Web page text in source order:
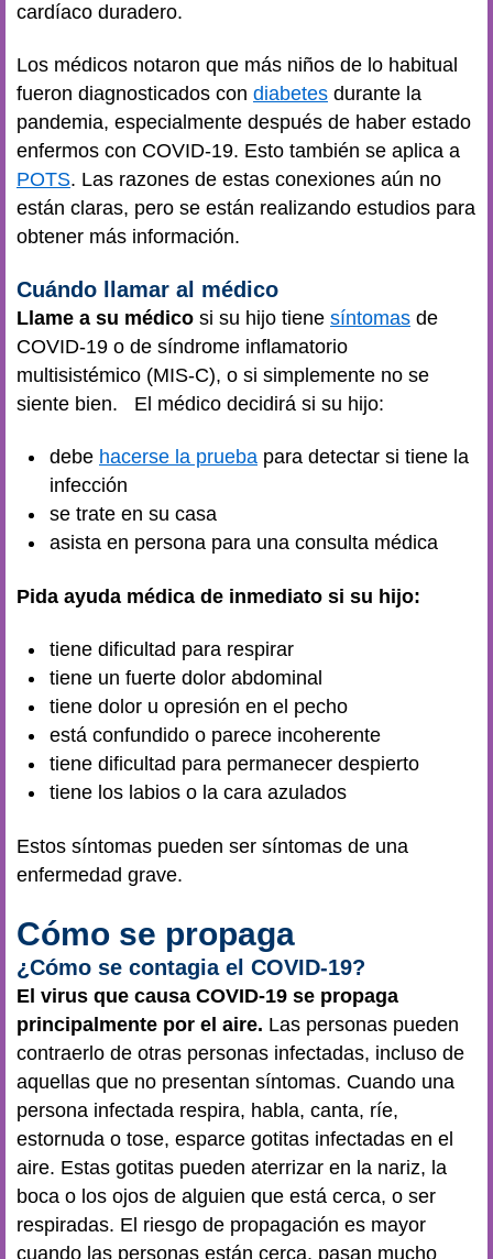
cardíaco duradero.
Los médicos notaron que más niños de lo habitual
fueron diagnosticados con diabetes durante la
pandemia, especialmente después de haber estado
enfermos con COVID-19. Esto también se aplica a
POTS. Las razones de estas conexiones aún no
están claras, pero se están realizando estudios para
obtener más información.
Cuándo llamar al médico
Llame a su médico si su hijo tiene síntomas de
COVID-19 o de síndrome inflamatorio
multisistémico (MIS-C), o si simplemente no se
siente bien. El médico decidirá si su hijo:
debe hacerse la prueba para detectar si tiene la
infección
se trate en su casa
asista en persona para una consulta médica
Pida ayuda médica de inmediato si su hijo:
tiene dificultad para respirar
tiene un fuerte dolor abdominal
tiene dolor u opresión en el pecho
está confundido o parece incoherente
tiene dificultad para permanecer despierto
tiene los labios o la cara azulados
Estos síntomas pueden ser síntomas de una
enfermedad grave.
Cómo se propaga
¿Cómo se contagia el COVID-19?
El virus que causa COVID-19 se propaga
principalmente por el aire. Las personas pueden
contraerlo de otras personas infectadas, incluso de
aquellas que no presentan síntomas. Cuando una
persona infectada respira, habla, canta, ríe,
estornuda o tose, esparce gotitas infectadas en el
aire. Estas gotitas pueden aterrizar en la nariz, la
boca o los ojos de alguien que está cerca, o ser
respiradas. El riesgo de propagación es mayor
cuando las personas están cerca, pasan mucho